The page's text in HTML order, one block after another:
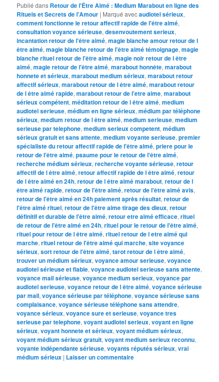
Publié dans Retour de l'Être Aimé : Medium Marabout en ligne des
Rituels et Secrets de l'Amour | Marqué avecaudiotel sérieux,
comment fonctionne le retour affectif rapide de l'être aimé,
consultation voyance sérieuse,desenvoutement serieux,
incantation retour de l'être aimé,magie blanche amour retour de l
être aimé,magie blanche retour de l'être aimé témoignage,magie
blanche rituel retour de l'être aimé,magie noir retour de l être
aimé,magie retour de l'être aimé,marabout honnête,marabout
honnete et sérieux,marabout medium sérieux,marabout retour
affectif sérieux,marabout retour de l être aimé,marabout retour
de l être aimé rapide,marabout retour de l'etre aime,marabout
sérieux compétent,méditation retour de l être aimé,medium
audiotel serieuse,médium en ligne sérieux,médium par téléphone
sérieux,medium retour de l être aimé,medium serieuse,medium
serieuse par telephone,medium serieux competent,médium
sérieux gratuit et sans attente,medium voyante serieuse,premier
spécialiste du retour affectif rapide de l'être aimé,priere pour le
retour de l'être aimé,psaume pour le retour de l'être aimé,
recherche médium sérieux,recherche voyante sérieuse,retour
affectif de l être aimé,retour affectif rapide de l être aimé,retour
de l être aimé en 24h,retour de l être aimé marabout,retour de l
être aimé rapide,retour de l'être aimé,retour de l'être aimé avis,
retour de l'être aimé en 24h paiement après résultat,retour de
l'être aimé rituel,retour de l'être aime tirage des dieux,retour
définitif et durable de l'être aimé,retour etre aimé efficace,rituel
de retour de l'être aimé en 24h,rituel pour le retour de l'être aimé,
rituel pour retour de l être aimé,rituel retour de l etre aimé qui
marche,rituel retour de l'être aimé qui marche,site voyance
sérieux,sort retour de l'être aimé,tarot retour de l être aimé,
trouver un médium sérieux,voyance amour serieuse,voyance
audiotel sérieuse et fiable,voyance audiotel serieuse sans attente,
voyance mail sérieuse,voyance medium serieux,voyance par
audiotel serieuse,voyance retour de l être aimé,voyance sérieuse
par mail,voyance sérieuse par téléphone,voyance sérieuse sans
complaisance,voyance sérieuse téléphone sans attendre,
voyance sérieux,voyance sure et serieuse,voyance tres
serieuse par telephone,voyant audiotel serieux,voyant en ligne
sérieux,voyant honnete et sérieux,voyant médium sérieux,
voyant médium sérieux gratuit,voyant medium serieux reconnu,
voyante indépendante sérieuse,voyants réputés sérieux,vrai
médium sérieux | Laisser un commentaire